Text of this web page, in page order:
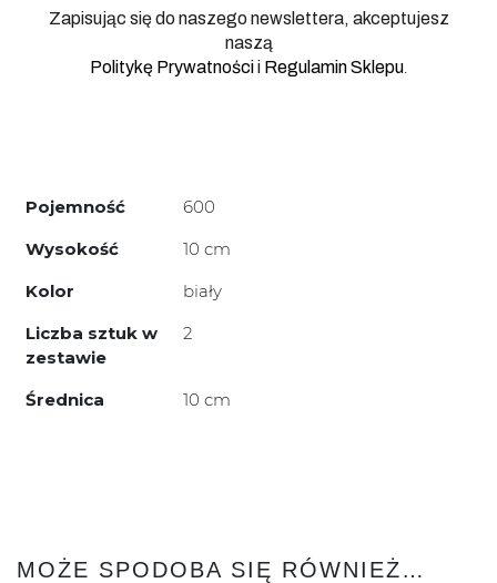
Zapisując się do naszego newslettera, akceptujesz
naszą
Politykę Prywatnościi Regulamin Sklepu
Pojemność
600
Wysokość
10 cm
Kolor
biały
Liczba sztuk w
zestawie
2
Średnica 10 cm
MOŻE SPODOBA SIĘ RÓWNIEŻ…